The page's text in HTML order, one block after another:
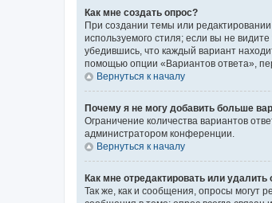
Как мне создать опрос?
При создании темы или
используемого стиля; если вы не
убедившись, что каждый вариант
помощью опции «Вариантов ответа»,
Вернуться к началу
Почему я не могу добавить больше
Ограничение количества вариантов
администратором конференции.
Вернуться к началу
Как мне отредактировать или удалить
Так же, как и сообщения, опросы могут